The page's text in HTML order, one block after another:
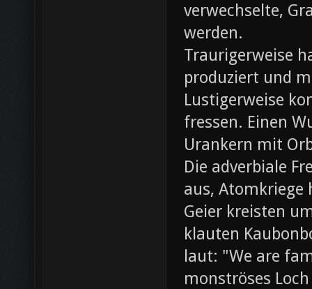
verwechselte,
werden.
Traurigerweise
produziert und
Lustigerweise
fressen. Einen
Urankern mit
Die adverbiale
aus,
Geier kreisten
klauten
laut: "We are
monströses